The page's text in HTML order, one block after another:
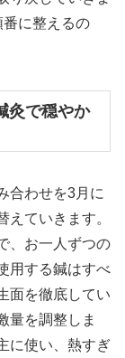
に整えるの
灸で穏やか
合わせを3月に
ていきます。
、お一人ずつの
用する鍼はすべ
面を徹底してい
量を調整しま
に使い、熱すぎ